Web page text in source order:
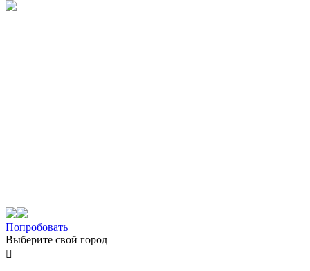
Попробовать
Выберите свой город
